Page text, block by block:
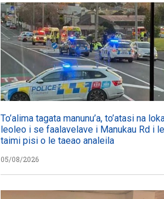
To’alima tagata manunu’a, to’atasi na
leoleo i se faalavelave i Manukau Rd i
taimi pisi o le taeao analeila
05/08/2026